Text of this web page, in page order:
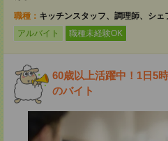
職種： キッチンスタッフ、調理師、シェ
アルバイト
職種未経験OK
60歳以上活躍中！1日5
のバイト